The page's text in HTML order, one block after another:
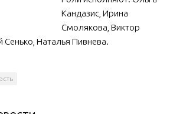
«Октябрь»
Кандазис, Ирина
Смолякова, Виктор
Наталья Пивнева.